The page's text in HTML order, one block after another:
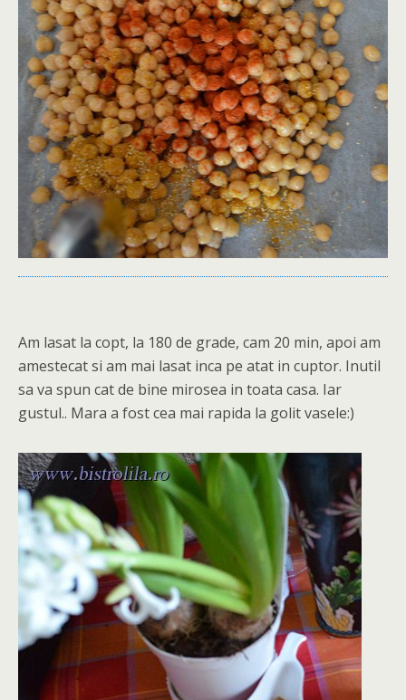
Am lasat la copt, la 180 de grade, cam 20 min, apoi am
amestecat si am mai lasat inca pe atat in cuptor. Inutil
sa va spun cat de bine mirosea in toata casa. Iar
gustul.. Mara a fost cea mai rapida la golit vasele:)